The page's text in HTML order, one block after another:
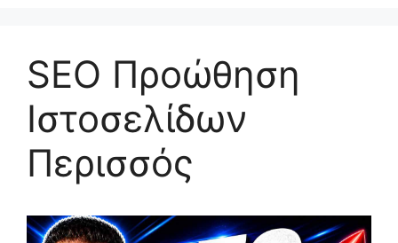
SEO Προώθηση
Ιστοσελίδων
Περισσός